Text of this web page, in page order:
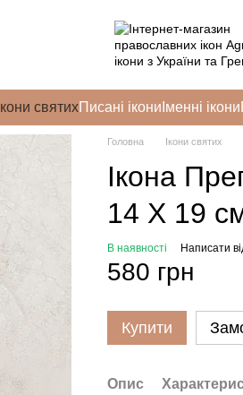
Ікони святихПисані ікони Іменні ікони
Головна Ікони святих
Ікона
14 Х 19
В наявності Написати
580 грн
Купити
Опис